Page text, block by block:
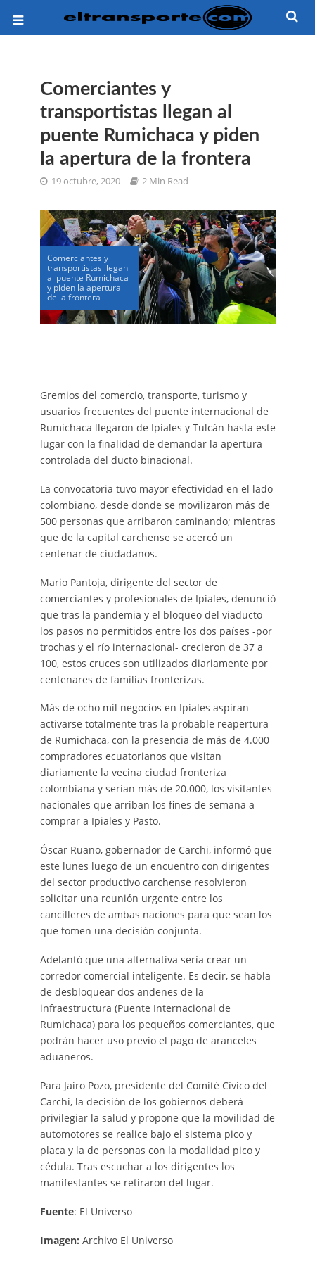
Comerciantes y
transportistas llegan al
puente Rumichaca y piden
la apertura de la frontera
19 octubre, 2020 2 Min Read
Comerciantes y
transportistas llegan
al puente Rumichaca
y piden la apertura
de la frontera
Gremios del comercio, transporte, turismo y
usuarios frecuentes del puente internacional de
Rumichaca llegaron de Ipiales y Tulcán hasta este
lugar con la finalidad de demandar la apertura
controlada del ducto binacional.
La convocatoria tuvo mayor efectividad en el lado
colombiano, desde donde se movilizaron más de
500 personas que arribaron caminando; mientras
que de la capital carchense se acercó un
centenar de ciudadanos.
Mario Pantoja, dirigente del sector de
comerciantes y profesionales de Ipiales, denunció
que tras la pandemia y el bloqueo del viaducto
los pasos no permitidos entre los dos países -por
trochas y el río internacional- crecieron de 37 a
100, estos cruces son utilizados diariamente por
centenares de familias fronterizas.
Más de ocho mil negocios en Ipiales aspiran
activarse totalmente tras la probable reapertura
de Rumichaca, con la presencia de más de 4.000
compradores ecuatorianos que visitan
diariamente la vecina ciudad fronteriza
colombiana y serían más de 20.000, los visitantes
nacionales que arriban los fines de semana a
comprar a Ipiales y Pasto.
Óscar Ruano, gobernador de Carchi, informó que
este lunes luego de un encuentro con dirigentes
del sector productivo carchense resolvieron
solicitar una reunión urgente entre los
cancilleres de ambas naciones para que sean los
que tomen una decisión conjunta.
Adelantó que una alternativa sería crear un
corredor comercial inteligente. Es decir, se habla
de desbloquear dos andenes de la
infraestructura (Puente Internacional de
Rumichaca) para los pequeños comerciantes, que
podrán hacer uso previo el pago de aranceles
aduaneros.
Para Jairo Pozo, presidente del Comité Cívico del
Carchi, la decisión de los gobiernos deberá
privilegiar la salud y propone que la movilidad de
automotores se realice bajo el sistema pico y
placa y la de personas con la modalidad pico y
cédula. Tras escuchar a los dirigentes los
manifestantes se retiraron del lugar.
Fuente: El Universo
Imagen: Archivo El Universo